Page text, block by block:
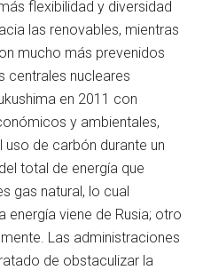
flexibilidad y diversidad
las renovables, mientras
mucho más prevenidos
centrales nucleares
en 2011 con
y ambientales,
uso de carbón durante un
total de energía que
gas natural, lo cual
energía viene de Rusia; otro
Las administraciones
de obstaculizar la